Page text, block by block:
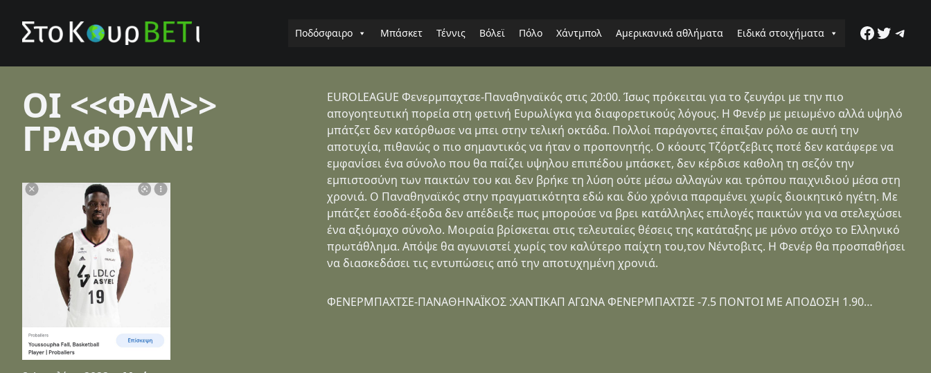
Ποδόσφαιρο Μπάσκετ Τέννις Βόλεϊ Πόλο Χάντμπολ Αμερικανικά αθλήματα Ειδικά στοιχήματα Twitter
ΟΙ <<ΦΑΛ>>
ΓΡΑΦΟΥΝ!
EUROLEAGUE Φενερμπαχτσε-Παναθηναϊκός στις 20:00. Ίσως πρόκειται για το ζευγάρι με την πιο
απογοητευτική πορεία στη φετινή Ευρωλίγκα για διαφορετικούς λόγους. Η Φενέρ με μειωμένο αλλά υψηλό
μπάτζετ δεν κατόρθωσε να μπει στην τελική οκτάδα. Πολλοί παράγοντες έπαιξαν ρόλο σε αυτή την
αποτυχία, πιθανώς ο πιο σημαντικός να ήταν ο προπονητής. Ο κόουτς Τζόρτζεβιτς ποτέ δεν κατάφερε να
εμφανίσει ένα σύνολο που θα παίζει υψηλου επιπέδου μπάσκετ, δεν κέρδισε καθολη τη σεζόν την
εμπιστοσύνη των παικτών του και δεν βρήκε τη λύση ούτε μέσω αλλαγών και τρόπου παιχνιδιού μέσα στη
χρονιά. Ο Παναθηναϊκός στην πραγματικότητα εδώ και δύο χρόνια παραμένει χωρίς διοικητικό ηγέτη. Με
μπάτζετ έσοδά-έξοδα δεν απέδειξε πως μπορούσε να βρει κατάλληλες επιλογές παικτών για να στελεχώσει
ένα αξιόμαχο σύνολο. Μοιραία βρίσκεται στις τελευταίες θέσεις της κατάταξης με μόνο στόχο το Ελληνικό
πρωτάθλημα. Απόψε θα αγωνιστεί χωρίς τον καλύτερο παίχτη του,τον Νέντοβιτς. Η Φενέρ θα προσπαθήσει
να διασκεδάσει τις εντυπώσεις από την αποτυχημένη χρονιά.
ΦΕΝΕΡΜΠΑΧΤΣΕ-ΠΑΝΑΘΗΝΑΪΚΟΣ :ΧΑΝΤΙΚΑΠ ΑΓΩΝΑ ΦΕΝΕΡΜΠΑΧΤΣΕ -7.5 ΠΟΝΤΟΙ ΜΕ ΑΠΟΔΟΣΗ 1.90…